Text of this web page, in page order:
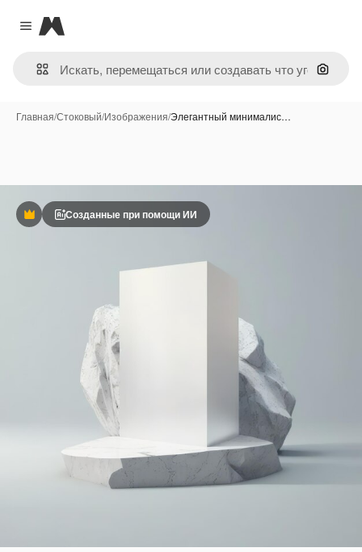
Close menu
Magnific
Поиск
Главная/Стоковый/Изображения/Элегантный минималис…
ПремиумСозданные при помощи ИИ